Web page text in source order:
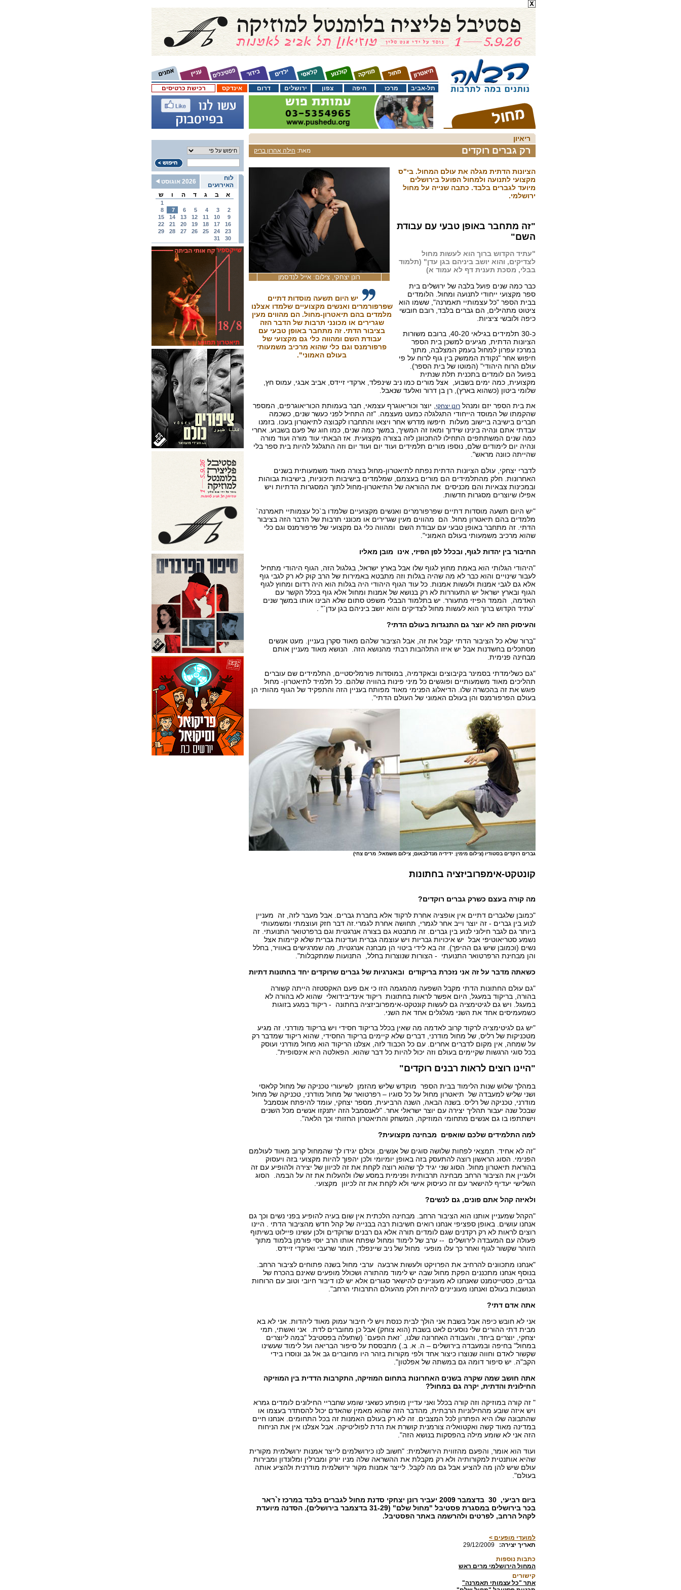
רכישת כרטיסים אינדקס דרום ירושלים צפון חיפה מרכז תל-אביב
לוח
האירועים
2026 אוגוסט
א
ב ג ד ה ו ש
1
2
3
4
5
6
7
8
9
10
11
12
13
14
15
16
17
18
19
20
21
22
23
24
25
26
27
28
29
30
31
ריאיון
מאת: הילה אהרון בריק רק גברים רוקדים
רונן יצחקי, צילום: אייל לנדסמן
יש היום תשעה מוסדות דתיים
שפרפורמרים ואנשים מקצועיים שלמדו אצלנו
מלמדים בהם תיאטרון-מחול. הם מהווים מעין
שגרירים או מכונני תרבות של הדבר הזה
בציבור הדתי. זה מתחבר באופן טבעי עם
עבודת השם ומהווה כלי גם מקצועי של
פרפורמנס וגם כלי שהוא מרכיב משמעותי
בעולם האמוני".
הציונות הדתית מגלה את עולם המחול. בי"ס
מקצועי לתנועה ולמחול הפועל בירושלים
מיועד לגברים בלבד. כתבה שנייה על מחול
ירושלמי.
"זה מתחבר באופן טבעי עם עבודת
השם"
"עתיד הקדוש ברוך הוא לעשות מחול
לצדיקים, והוא יושב ביניהם בגן עדן" (תלמוד
בבלי, מסכת תענית דף לא עמוד א)
כבר כמה שנים פועל בלבה של ירושלים בית
ספר מקצועי ייחודי לתנועה ומחול. הלומדים
בבית הספר "כל עצמותיי תאמרנה", ששמו הוא
ציטוט מתהילים, הם גברים בלבד, רובם חובשי
כיפה ולובשי ציציות.
כ-30 תלמידים בגילאי 40-20, ברובם משורות
הציונות הדתית, מגיעים למשכן בית הספר
במרכז עפרון למחול בעמק המצלבה, מתוך
חיפוש אחר "נקודת הממשק בין גוף לרוח על פי
עולם הרוח היהודי" (המוטו של בית הספר).
בפועל הם לומדים בתכנית תלת שנתית
מקצועית, כמה ימים בשבוע, אצל מורים כמו ניב שינפלד, ארקדי זיידס, אביב אבגי, עמוס חץ,
שלומי ביטון (כשהוא בארץ), רן בן דרור ואלעד שנאבל.
את בית הספר יזם ומנהל רונן יצחקי
, יוצר וכוריאוגרף עצמאי, חבר בעמותת הכוריאוגרפים, המספר
שהקמתו של המוסד הייחודי התגלגלה כמעט מעצמה. "זה התחיל לפני כעשר שנים, כשכמה
חברים בישיבה ביישוב מעלות חיפשו מדרש אחר ויצאו והתחברו לקבוצה לתיאטרון בעכו. בזמנו
עבדתי אתם ונהיה בינינו שידוך ומאז זה המשיך, במשך כמה שנים, כמו חוג של פעם בשבוע. אחרי
כמה שנים המשתתפים התחילו להתכוונן לזה בצורה מקצועית. אז הבאתי עוד מורה ועוד מורה
ונהיה יום לימודים שלם, נוספו מורים תלמידים ועוד יום ועוד יום וזה התגלגל להיות בית ספר בלי
שהייתה כוונה מראש".
לדברי יצחקי, עולם הציונות הדתית נפתח לתיאטרון-מחול בצורה מאוד משמעותית בשנים
האחרונות. חלק מהתלמידים הם מורים בעצמם, שמלמדים בישיבות תיכוניות, בישיבות גבוהות
ובמכינות צבאיות והם מכניסים את ההוראה של התיאטרון-מחול לתוך המסגרות הדתיות ויש
אפילו שיוצרים מסגרות חדשות.
"יש היום תשעה מוסדות דתיים שפרפורמרים ואנשים מקצועיים שלמדו ב`כל עצמותיי תאמרנה`
מלמדים בהם תיאטרון מחול. הם מהווים מעין שגרירים או מכונני תרבות של הדבר הזה בציבור
הדתי. זה מתחבר באופן טבעי עם עבודת השם ומהווה כלי גם מקצועי של פרפורמנס וגם כלי
שהוא מרכיב משמעותי בעולם האמוני".
החיבור בין יהדות לגוף, ובכלל לפן הפיזי, אינו מובן מאליו
"היהודי הגלותי הוא באמת מחוץ לגוף שלו אבל בארץ ישראל, בגלגול הזה, הגוף היהודי מתחיל
לעבור שינויים והוא כבר לא מה שהיה בגלות וזה מתבטא באמירות של הרב קוק לא רק לגבי גוף
אלא גם לגבי אמנות ולעשות אמנות. כל עוד הגוף היהודי היה בגלות הוא היה רדום ומחוץ לגוף
הגוף ובארץ ישראל יש התעוררות לא רק בנושא של אמנות ומחול אלא גוף בכלל הקשר עם
האדמה, הממד הפיזי מתעורר. יש בתלמוד הבבלי משפט סתום שלא הבינו אותו במשך שנים
`עתיד הקדוש ברוך הוא לעשות מחול לצדיקים והוא יושב ביניהם בגן עדן`" .
והעיסוק הזה לא יוצר גם התנגדות בעולם הדתי?
"ברור שלא כל הציבור הדתי יקבל את זה, אבל הציבור שלהם מאוד סקרן בעניין. מעט אנשים
מסתכלים בחשדנות אבל יש איזו התלהבות רבתי מהנושא הזה. הנושא מאוד מעניין אותם
מבחינה פנימית.
"גם כשלימדתי בסמינר בקיבוצים ובאקדמיה, במוסדות פורמליסטיים, התלמידים שם עוברים
תהליכים מאוד משמעותיים ופוגשים כל מיני פינות בהוויה שלהם. כל תלמיד לתיאטרון- מחול
פוגש את זה בהכשרה שלו. הדיאלוג הפנימי מאוד מפותח בעניין הזה והתפקיד של הגוף מהותי הן
בעולם הפרפורמנס והן בעולם האמוני של העולם הדתי".
גברים רוקדים בסטודיו (צילום מימין: ידידיה מנדלבאום; צילום משמאל: מרים צחי)
קונטקט-אימפרוביזציה בחתונות
מה קורה בעצם כשרק גברים רוקדים?
"כמובן שלגברים דתיים אין אופציה אחרת לרקוד אלא בחברת גברים. אבל מעבר לזה, זה מעניין
לנוע בין גברים - זה יוצר וייב אחר לגמרי, תחושה אחרת לגמרי.זה דבר חזק ועוצמתי ומשמעותי
ביותר גם לגבר חילוני לנוע בין גברים. זה מתבטא גם בצורה אנרגטית וגם ברפרטואר התנועתי. זה
נשמע סטריאוטיפי אבל יש איכויות גבריות ויש עוצמה גברית ועדינות גברית שלא קיימות אצל
נשים (וכמובן שיש גם ההיפך). זה בא לידי ביטוי הן מבחנה אנרגטית, מה שמרגישים באוויר, בחלל
והן מבחינת הרפרטואר התנועתי - הצורות שנוצרות בחלל, התנועות שמתקבלות".
כשאתה מדבר על זה אני נזכרת בריקודים ובאנרגיות של גברים שרוקדים יחד בחתונות דתיות
"גם עולם החתונות הדתי מקבל השפעה מהמגמה הזו כי אם פעם האקסטזה הייתה קשורה
בהורה, בריקוד במעגל, היום אפשר לראות בחתונות ריקוד אינדיבידואלי שהוא לא בהורה לא
במעגל. ויש גם לגיטימציה גם לעשות קונטקט-אימפרוביזציה בחתונה - ריקוד במגע בזוגות
כשמעמיסים אחד את השני מגלגלים אחד את השני.
"יש גם לגיטימציה לרקוד קרוב לאדמה מה שאין בכלל בריקוד חסידי ויש בריקוד מודרני. זה מגיע
מטכניקות של רליס, של מחול מודרני, דברים שלא קיימים בריקוד החסידי, שהוא ריקוד שמדבר רק
על שמחה, אין מקום לדברים אחרים. עם כל הכבוד לזה, אצלנו הריקוד הוא מחול מודרני ועוסק
בכל סוגי הרגשות שקיימים בעולם וזה יכול להיות כל דבר שהוא. הפאלטה היא אינסופית".
"היינו רוצים לראות רבנים רוקדים"
במהלך שלוש שנות הלימוד בבית הספר מוקדש שליש מהזמן לשיעורי טכניקה של מחול קלאסי
ושני שליש למעבדה של תיאטרון מחול על כל סוגיו – רפרטואר של מחול מודרני, טכניקה של מחול
מודרני, טכניקה של רליס. בשנה הבאה, השנה הרביעית, מספר יצחקי, עומד להיפתח אנסמבל
שבכל שנה יעבור תהליך יצירה עם יוצר ישראלי אחר. "לאנסמבל הזה יתנקזו אנשים מכל השנים
וישתתפו בו גם אנשים מתחומי המוזיקה, המשחק והתיאטרון החזותי וכך הלאה".
למה התלמידים שלכם שואפים מבחינה מקצועית?
"זה לא אחיד. תמצאי לפחות שלושה סוגים של אנשים, וכולם יגידו לך שהמחול קרוב מאוד לעולמם
הפנימי. הסוג הראשון רוצה להתעסק בזה באופן יומיומי ולכן יהפוך להיות מקצועי בזה ויעסוק
בהוראת תיאטרון מחול. הסוג שני יגיד לך שהוא רוצה לקחת את זה לכיוון של יצירה ולהופיע עם זה
ולעניין את הציבור הרחב מבחינה תרבותית ופנימית במסע שלו ולהעלות את זה על הבמה. הסוג
השלישי יעדיף להישאר עם זה כעיסוק אישי ולא לקחת את זה לכיוון מקצועי.
ולאיזה קהל אתם פונים, גם לנשים?
"הקהל שמעניין אותנו הוא הציבור הרחב. מבחינה הלכתית אין שום בעיה להופיע בפני נשים וכך גם
אנחנו עושים. באופן ספציפי אנחנו רואים חשיבות רבה בבנייה של קהל חדש מהציבור הדתי . היינו
רוצים לראות לא רק רקדנים שגם לומדים תורה אלא גם רבנים שרוקדים ולכן עשינו פיילוט בשיתוף
פעולה עם המעבדה לירושלים -- ערב של לימוד ומחול שפתח אותו הרב יוסי פורמן בלמוד מתוך
הזוהר שקשור לגוף ואחר כך עלו מופעי מחול של ניב שיינפלד, תומר שרעבי וארקדי זיידס.
"אנחנו מתכוונים להרחיב את הפרויקט ולעשות ארבעה ערבי מחול בשנה פתוחים לציבור הרחב.
בנוסף אנחנו מתכננים הפקת מחול שבה יש לימוד מהתורה ושכולל מופעים שאינם בהכרח של
גברים, כסטייטמנט שאנחנו לא מעוניינים להישאר סגורים אלא יש לנו דיבור חיובי וטוב עם הרוחות
הנושבות בעולם ואנחנו מעוניינים להיות חלק מהעולם התרבותי הרחב".
אתה אדם דתי?
אני לא חובש כיפה אבל בשבת אני הולך לבית כנסת ויש לי חיבור עמוק מאוד ליהדות. אני לא בא
מבית דתי ההורים שלי נוסעים לאט בשבת (הוא צוחק) אבל כן מחוברים לדת. אני ואשתי, תמי
יצחקי, יוצרים ביחד, והעבודה האחרונה שלנו, `זאת הפעם` (שתעלה בפסטיבל "במה ליוצרים
במחול" בחיפה ובמעבדה בירושלים – ה. א. ב.) מתבססת על סיפור הבריאה ועל לימוד שעשינו
שקשור לאדם וחווה שנוצרו כיצור אחד ולפי מקורות בזהר היו מחוברים גב אל גב ונוסרו בידי
הקב"ה. יש סיפור דומה גם במשתה של אפלטון".
אתה חושב שמה שקרה בשנים האחרונות בתחום המוזיקה, התקרבות הדדית בין המוזיקה
החילונית והדתית, יקרה גם במחול?
" זה קורה במוזיקה וזה קורה בכלל ואני עדיין מופתע כשאני שומע שחבריי החילונים לומדים גמרא
ויש איזה שובע מהחילוניות הרבתית, מהדבר הזה שהוא מאמין שהאדם יכול להסתדר בעצמו או
שהתבונה שלו היא הפתרון לכל המצבים. זה לא רק בעולם האמנות זה בכל התחומים. אנחנו חיים
במדינה מאוד קשה ואקטואליה צורמנית קושרת את הדת לפוליטיקה. אבל אצלנו אין את הניחוח
הזה אני לא שומע מילה בהפסקות בנושא הזה".
ועוד הוא אומר, והפעם מהזווית הירושלמית: "חשוב לנו כירושלמים לייצר אמנות ירושלמית מקורית
שהיא אותנטית למקורותיה ולא רק מקבלת את ההשראה שלה מניו יורק ומברלין ומלונדון ומבירות
עולם שיש להן מה להציע אבל גם מה לקבל. לייצר אמנות מקור ירושלמית מודרנית ולהציע אותה
בעולם".
ביום רביעי, 30 בדצמבר 2009 יעביר רונן יצחקי סדנת מחול לגברים בלבד במרכז ז`ראר
בכר בירושלים במסגרת פסטיבל "מחול שלם" (31-29 בדצמבר בירושלים). הסדנה מיועדת
לקהל הרחב, לפרטים ולהרשמה באתר הפסטיבל.
למועדי מופעים >
29/12/2009
:תאריך יצירה
כתבות נוספות
המחול הירושלמי מרים ראש
קישורים
אתר "כל עצמותי תאמרנה"